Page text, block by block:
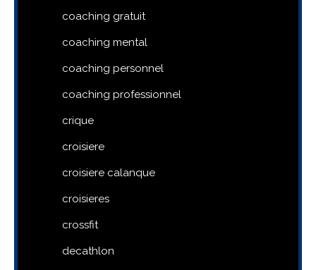
coaching gratuit
coaching mental
coaching personnel
coaching professionnel
crique
croisiere
croisiere calanque
croisieres
crossfit
decathlon